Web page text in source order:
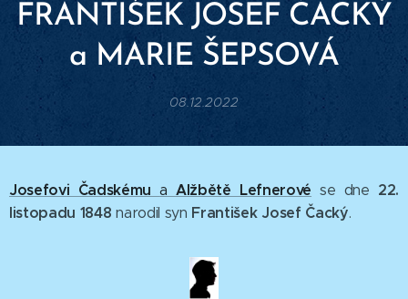
FRANTIŠEK JOSEF ČACKÝ
a MARIE ŠEPSOVÁ
08.12.2022
Josefovi Čadskémua Alžbětě Lefnerové se dne 22.
listopadu 1848narodil syn František JosefČacký.